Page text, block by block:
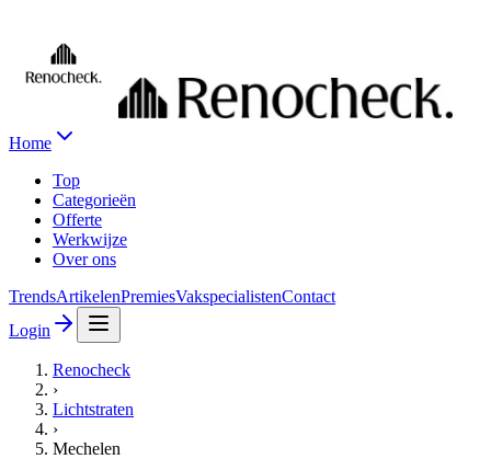
Home
Top
Categorieën
Offerte
Werkwijze
Over ons
TrendsArtikelenPremiesVakspecialistenContact
Login
Renocheck
›
Lichtstraten
›
Mechelen